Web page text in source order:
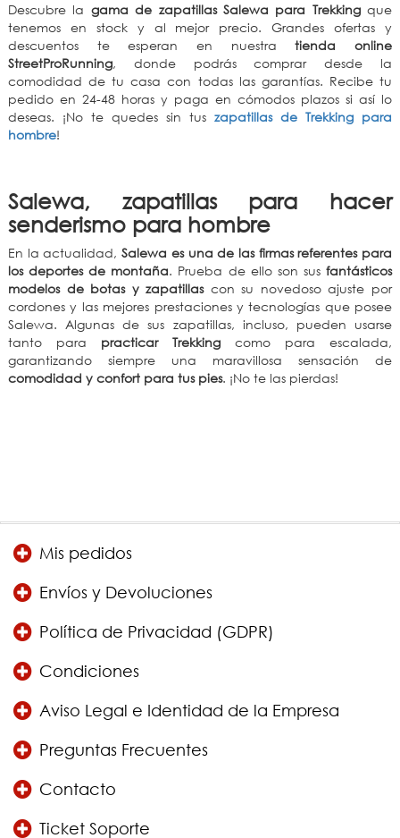
Descubre la gama de zapatillas Salewa para Trekkingque
tenemos en stock y al mejor precio. Grandes ofertas y
descuentos te esperan en nuestratienda online
StreetProRunning, donde podrás comprar desde la
comodidad de tu casa con todas las garantías. Recibe tu
pedido en 24-48 horas y paga en cómodos plazos si así lo
deseas. ¡No te quedes sin tuszapatillas de Trekking para
hombre!
Salewa, zapatillas para hacer
senderismo para hombre
En la actualidad,Salewa es una de las firmas referentes para
los deportes de montaña. Prueba de ello son susfantásticos
modelos de botas y zapatillascon su novedoso ajuste por
cordones y las mejores prestaciones y tecnologías que posee
Salewa. Algunas de sus zapatillas, incluso, pueden usarse
tanto para practicar Trekking como para escalada,
garantizando siempre una maravillosa sensación de
comodidad y confort para tus pies. ¡No te las pierdas!
Mis pedidos
Envíos y Devoluciones
Política de Privacidad (GDPR)
Condiciones
Aviso Legal e Identidad de la Empresa
Preguntas Frecuentes
Contacto
Ticket Soporte